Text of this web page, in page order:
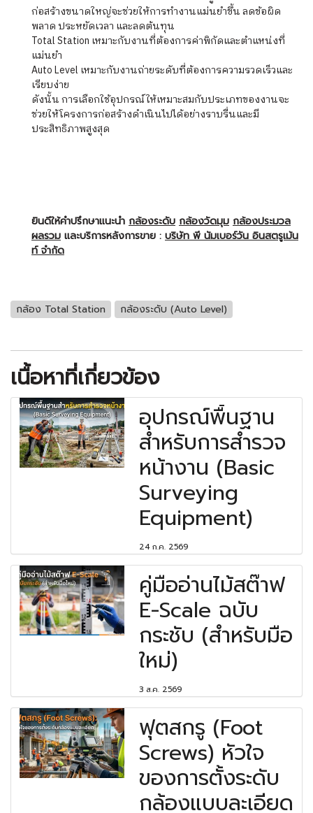
ก่อสร้างขนาดใหญ่จะช่วยให้การทำงานแม่นยำขึ้น ลดข้อผิด
พลาด ประหยัดเวลา และลดต้นทุน
Total Station เหมาะกับงานที่ต้องการค่าพิกัดและตำแหน่งที่
แม่นยำ
Auto Level เหมาะกับงานถ่ายระดับที่ต้องการความรวดเร็วและ
เรียบง่าย
ดังนั้น การเลือกใช้อุปกรณ์ให้เหมาะสมกับประเภทของงานจะ
ช่วยให้โครงการก่อสร้างดำเนินไปได้อย่างราบรื่นและมี
ประสิทธิภาพสูงสุด
ยินดีให้คำปรึกษาแนะนำ กล้องระดับ กล้องวัดมุม กล้องประมวล
ผลรวม และบริการหลังการขาย : บริษัท พี นัมเบอร์วัน อินสตรูเม้น
ท์ จำกัด
กล้อง Total Station กล้องระดับ (Auto Level)
เนื้อหาที่เกี่ยวข้อง
อุปกรณ์พื้นฐาน
สำหรับการสำรวจ
หน้างาน (Basic
Surveying
Equipment)
24 ก.ค. 2569
คู่มืออ่านไม้สต๊าฟ
E-Scale ฉบับ
กระชับ (สำหรับมือ
ใหม่)
3 ส.ค. 2569
ฟุตสกรู (Foot
Screws) หัวใจ
ของการตั้งระดับ
กล้องแบบละเอียด